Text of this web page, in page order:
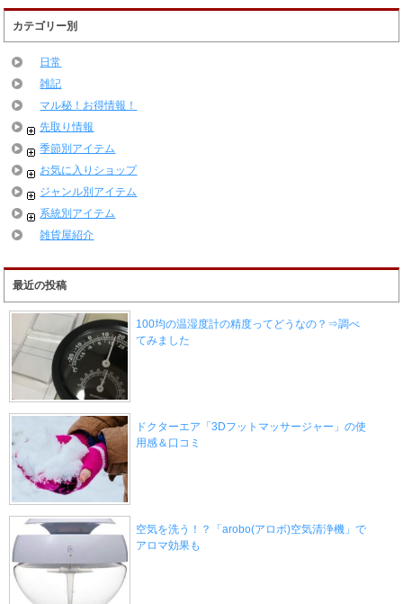
カテゴリー別
日常
雑記
マル秘！お得情報！
先取り情報
季節別アイテム
お気に入りショップ
ジャンル別アイテム
系統別アイテム
雑貨屋紹介
最近の投稿
100均の温湿度計の精度ってどうなの？⇒調べ
てみました
ドクターエア「3Dフットマッサージャー」の使
用感＆口コミ
空気を洗う！？「arobo(アロボ)空気清浄機」で
アロマ効果も